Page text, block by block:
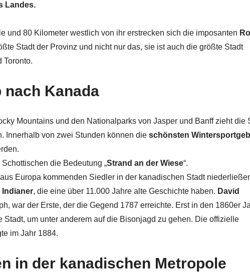
Landes.
und 80 Kilometer westlich von ihr erstrecken sich die imposanten
Stadt der Provinz und nicht nur das, sie ist auch die größte Stadt
Toronto.
nach Kanada
Mountains und den Nationalparks von Jasper und Banff zieht die
Innerhalb von zwei Stunden können dieschönsten
die Bedeutung „Strand an der Wiese“.
Europa kommenden Siedler in der kanadischen Stadt
Indianer, die eine über 11.000 Jahre alte Geschichte haben. David
war der Erste, der die Gegend 1787 erreichte. Erst in den 1860er
Stadt, um unter anderem auf die Bisonjagd zu gehen. Die offizielle
im Jahr 1884.
in der kanadischen Metropole